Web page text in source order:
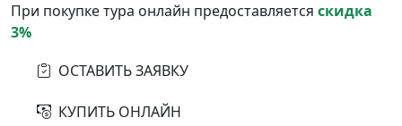
При покупке тура онлайн предоставляется скидка
3%
ОСТАВИТЬ ЗАЯВКУ
КУПИТЬ ОНЛАЙН